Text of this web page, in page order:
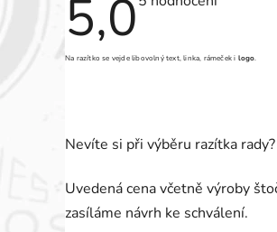
5,0
5,0
Na razítko se vejde libovolný text, linka, rámeček i logo.
Nevíte si při výběru razítka
Uvedená cena včetně výroby
zasíláme návrh ke schválení.